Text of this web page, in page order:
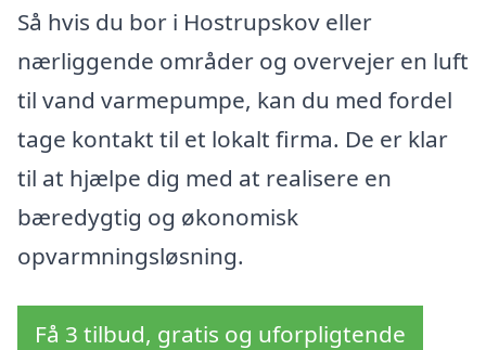
Så hvis du bor i Hostrupskov eller
nærliggende områder og overvejer en luft
til vand varmepumpe, kan du med fordel
tage kontakt til et lokalt firma. De er klar
til at hjælpe dig med at realisere en
bæredygtig og økonomisk
opvarmningsløsning.
Få 3 tilbud, gratis og uforpligtende